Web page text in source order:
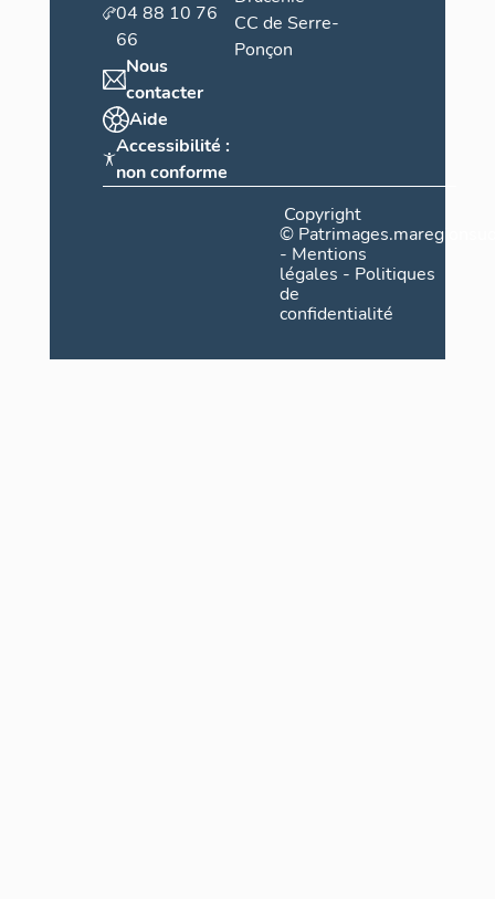
04 88 10 76
66
Nous
contacter
Aide
Accessibilité :
non conforme
CC de Serre-
Ponçon
Copyright
©
- Mentions
légales - Politiques
de
confidentialité